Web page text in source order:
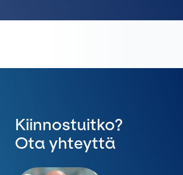
Kiinnostuitko?
Ota yhteyttä